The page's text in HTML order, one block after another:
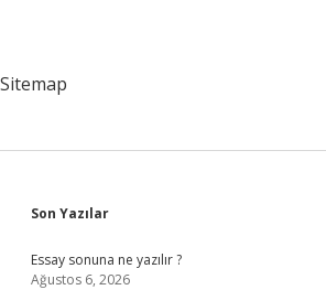
Sitemap
Sidebar
Son Yazılar
Essay sonuna ne yazılır ?
Ağustos 6, 2026